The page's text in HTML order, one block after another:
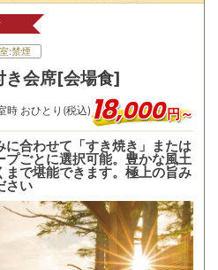
:禁煙
き会席[会場食]
時 おひとり(税込)18,000円～
に合わせて「すき焼き」または
プごとに選択可能。豊かな風土
まで堪能できます。極上の旨み
さい